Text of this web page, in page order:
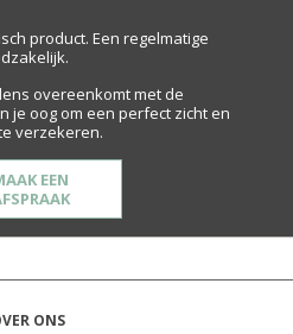
product. Een regelmatige
overeenkomt met de
je oog om een perfect zicht en
verzekeren.
EEN
ONS